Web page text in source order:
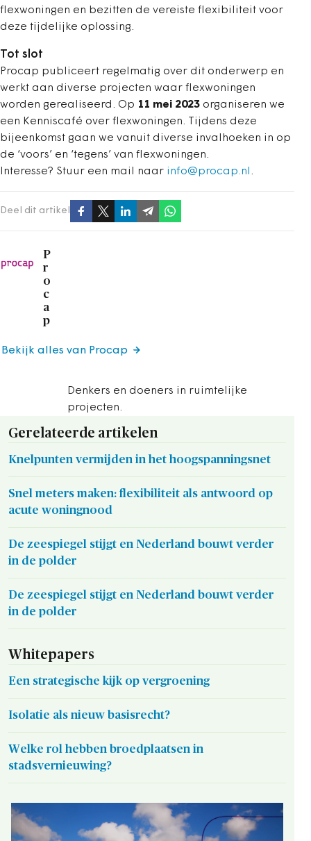
flexwoningen en bezitten de vereiste flexibiliteit voor
deze tijdelijke oplossing.
Tot slot
Procap publiceert regelmatig over dit onderwerp en
werkt aan diverse projecten waar flexwoningen
worden gerealiseerd. Op 11 mei 2023 organiseren we
een Kenniscafé over flexwoningen. Tijdens deze
bijeenkomst gaan we vanuit diverse invalhoeken in op
de ‘voors’ en ‘tegens’ van flexwoningen.
Interesse? Stuur een mail naar info@procap.nl .
Deel dit artikel
P
r
o
c
a
p
Denkers en doeners in ruimtelijke
projecten.
Bekijk alles van Procap
Gerelateerde artikelen
Knelpunten vermijden in het hoogspanningsnet
Snel meters maken: flexibiliteit als antwoord op
acute woningnood
De zeespiegel stijgt en Nederland bouwt verder
in de polder
De zeespiegel stijgt en Nederland bouwt verder
in de polder
Whitepapers
Een strategische kijk op vergroening
Isolatie als nieuw basisrecht?
Welke rol hebben broedplaatsen in
stadsvernieuwing?